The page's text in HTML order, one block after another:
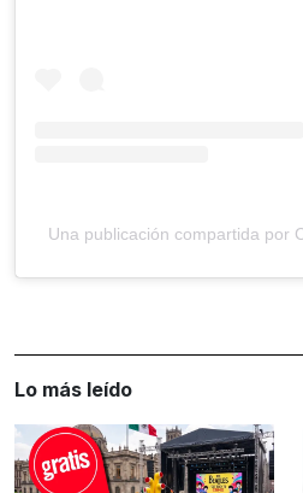
Una publicación compartida por
Lo más leído